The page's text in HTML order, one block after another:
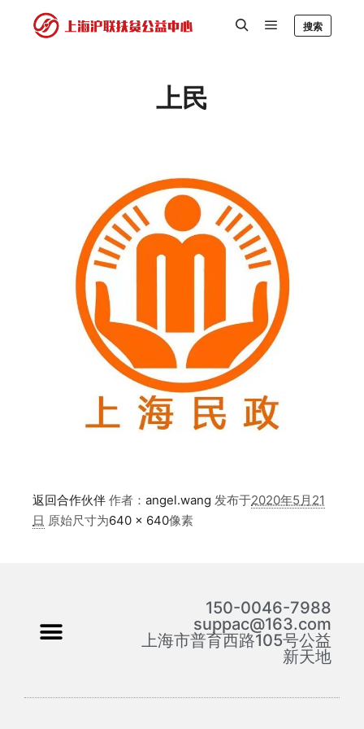
搜索
上民
返回合作伙伴 作者： angel.wang 发布于2020年5月21
日 原始尺寸为640 × 640像素
150-0046-7988
suppac@163.com
上海市普育西路105号公益
新天地